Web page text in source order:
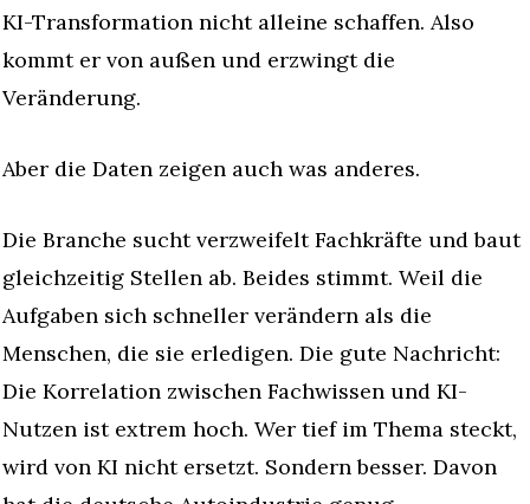
KI-Transformation nicht alleine schaffen. Also
kommt er von außen und erzwingt die
Veränderung.
Aber die Daten zeigen auch was anderes.
Die Branche sucht verzweifelt Fachkräfte und baut
gleichzeitig Stellen ab. Beides stimmt. Weil die
Aufgaben sich schneller verändern als die
Menschen, die sie erledigen. Die gute Nachricht:
Die Korrelation zwischen Fachwissen und KI-
Nutzen ist extrem hoch. Wer tief im Thema steckt,
wird von KI nicht ersetzt. Sondern besser. Davon